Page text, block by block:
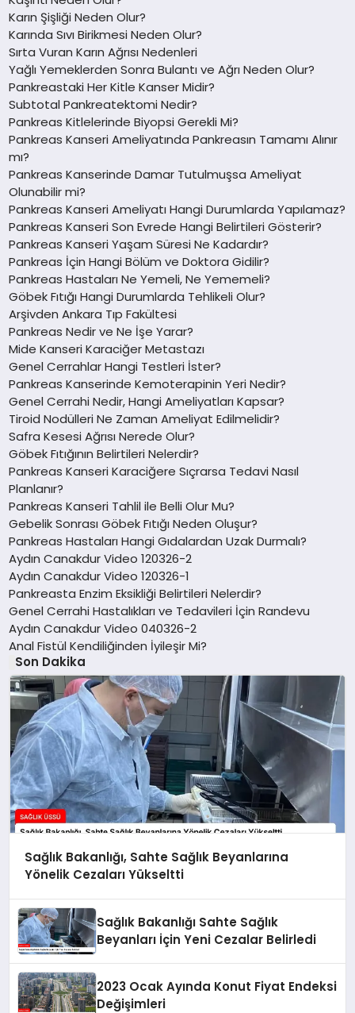
Karın Şişliği Neden Olur?
Karında Sıvı Birikmesi Neden Olur?
Sırta Vuran Karın Ağrısı Nedenleri
Yağlı Yemeklerden Sonra Bulantı ve Ağrı Neden Olur?
Pankreastaki Her Kitle Kanser Midir?
Subtotal Pankreatektomi Nedir?
Pankreas Kitlelerinde Biyopsi Gerekli Mi?
Pankreas Kanseri Ameliyatında Pankreasın Tamamı Alınır
mı?
Pankreas Kanserinde Damar Tutulmuşsa Ameliyat
Olunabilir mi?
Pankreas Kanseri Ameliyatı Hangi Durumlarda Yapılamaz?
Pankreas Kanseri Son Evrede Hangi Belirtileri Gösterir?
Pankreas Kanseri Yaşam Süresi Ne Kadardır?
Pankreas İçin Hangi Bölüm ve Doktora Gidilir?
Pankreas Hastaları Ne Yemeli, Ne Yememeli?
Göbek Fıtığı Hangi Durumlarda Tehlikeli Olur?
Arşivden Ankara Tıp Fakültesi
Pankreas Nedir ve Ne İşe Yarar?
Mide Kanseri Karaciğer Metastazı
Genel Cerrahlar Hangi Testleri İster?
Pankreas Kanserinde Kemoterapinin Yeri Nedir?
Genel Cerrahi Nedir, Hangi Ameliyatları Kapsar?
Tiroid Nodülleri Ne Zaman Ameliyat Edilmelidir?
Safra Kesesi Ağrısı Nerede Olur?
Göbek Fıtığının Belirtileri Nelerdir?
Pankreas Kanseri Karaciğere Sıçrarsa Tedavi Nasıl
Planlanır?
Pankreas Kanseri Tahlil ile Belli Olur Mu?
Gebelik Sonrası Göbek Fıtığı Neden Oluşur?
Pankreas Hastaları Hangi Gıdalardan Uzak Durmalı?
Aydın Canakdur Video 120326-2
Aydın Canakdur Video 120326-1
Pankreasta Enzim Eksikliği Belirtileri Nelerdir?
Genel Cerrahi Hastalıkları ve Tedavileri İçin Randevu
Aydın Canakdur Video 040326-2
Anal Fistül Kendiliğinden İyileşir Mi?
Son Dakika
Sağlık Bakanlığı, Sahte Sağlık Beyanlarına
Yönelik Cezaları Yükseltti
Sağlık Bakanlığı Sahte Sağlık
Beyanları İçin Yeni Cezalar Belirledi
2023 Ocak Ayında Konut Fiyat Endeksi
Değişimleri